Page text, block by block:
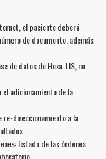
el paciente deberá
de documento, además
de datos de Hexa-LIS, no
adicionamiento de la
re-direccionamiento a la
listado de las órdenes